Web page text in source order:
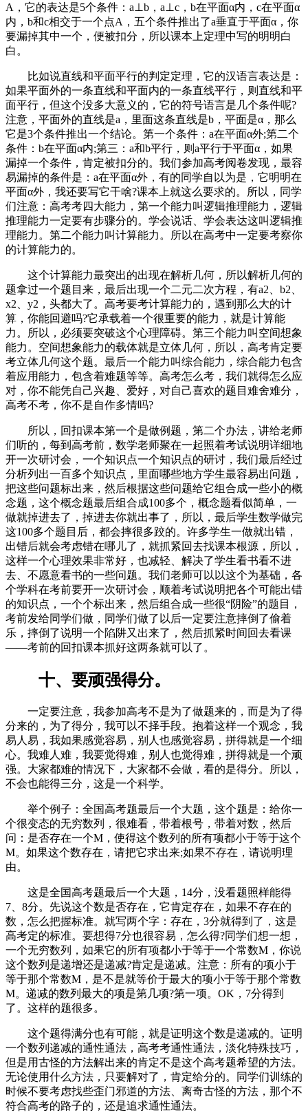
A，它的表达是5个条件：a⊥b，a⊥c，b在平面α内，c在平面α
内，b和c相交于一个点A，五个条件推出了a垂直于平面α，你
要漏掉其中一个，便被扣分，所以课本上定理中写的明明白
白。
比如说直线和平面平行的判定定理，它的汉语言表达是：
如果平面外的一条直线和平面内的一条直线平行，则直线和平
面平行，但这个没多大意义的，它的符号语言是几个条件呢?
注意，平面外的直线是a，里面这条直线是b，平面是α，那么
它是3个条件推出一个结论。第一个条件：a在平面α外;第二个
条件：b在平面α内;第三：a和b平行，则a平行于平面α，如果
漏掉一个条件，肯定被扣分的。我们参加高考阅卷发现，最容
易漏掉的条件是：a在平面α外，有的同学自以为是，它明明在
平面α外，我还要写它干啥?课本上就这么要求的。所以，同学
们注意：高考考四大能力，第一个能力叫逻辑推理能力，逻辑
推理能力一定要有步骤分的。学会说话、学会表达这叫逻辑推
理能力。第二个能力叫计算能力。所以在高考中一定要考察你
的计算能力的。
这个计算能力最突出的出现在解析几何，所以解析几何的
题拿过一个题目来，最后出现一个二元二次方程，有a2、b2、
x2、y2，头都大了。高考要考计算能力的，遇到那么大的计
算，你能回避吗?它承载着一个很重要的能力，就是计算能
力。所以，必须要突破这个心理障碍。第三个能力叫空间想象
能力。空间想象能力的载体就是立体几何，所以，高考肯定要
考立体几何这个题。最后一个能力叫综合能力，综合能力包含
着应用能力，包含着难题等等。高考怎么考，我们就得怎么应
对，你不能凭自己兴趣、爱好，对自己喜欢的题目难舍难分，
高考不考，你不是自作多情吗?
所以，回扣课本第一个是做例题，第二个办法，讲给老师
们听的，每到高考前，数学老师聚在一起照着考试说明详细地
开一次研讨会，一个知识点一个知识点的研讨，我们最后经过
分析列出一百多个知识点，里面哪些地方学生最容易出问题，
把这些问题标出来，然后根据这些问题给它组合成一些小的概
念题，这个概念题最后组合成100多个，概念题看似简单，一
做就掉进去了，掉进去你就出事了，所以，最后学生数学做完
这100多个题目后，都会摔很多跤的。许多学生一做就出错，
出错后就会考虑错在哪儿了，就抓紧回去找课本根源，所以，
这样一个心理效果非常好，也减轻、解决了学生看书看不进
去、不愿意看书的一些问题。我们老师可以以这个为基础，各
个学科在考前要开一次研讨会，顺着考试说明把各个可能出错
的知识点，一个个标出来，然后组合成一些很“阴险”的题目，
考前发给同学们做，同学们做了以后一定要注意摔倒了偷着
乐，摔倒了说明一个陷阱又出来了，然后抓紧时间回去看课
——考前的回扣课本抓好这两条就可以了。
十、要顽强得分。
一定要注意，我参加高考不是为了做题来的，而是为了得
分来的，为了得分，我可以不择手段。抱着这样一个观念，我
易人易，我如果感觉容易，别人也感觉容易，拼得就是一个细
心。我难人难，我要觉得难，别人也觉得难，拼得就是一个顽
强。大家都难的情况下，大家都不会做，看的是得分。所以，
不会也能得三分，这是一个科学。
举个例子：全国高考题最后一个大题，这个题是：给你一
个很变态的无穷数列，很难看，带着根号，带着对数，然后
问：是否存在一个M，使得这个数列的所有项都小于等于这个
M。如果这个数存在，请把它求出来;如果不存在，请说明理
由。
这是全国高考题最后一个大题，14分，没看题照样能得
7、8分。先说这个数是否存在，它肯定存在，如果不存在的
数，怎么把握标准。就写两个字：存在，3分就得到了，这是
高考定的标准。要想得7分也很容易，怎么得?同学们想一想，
一个无穷数列，如果它的所有项都小于等于一个常数M，你说
这个数列是递增还是递减?肯定是递减。注意：所有的项小于
等于那个常数M，是不是就等价于最大的项小于等于那个常数
M。递减的数列最大的项是第几项?第一项。OK，7分得到
了。这样的题很多。
这个题得满分也有可能，就是证明这个数是递减的。证明
一个数列递减的通性通法，高考考通性通法，淡化特殊技巧，
但是用古怪的方法解出来的肯定不是这个高考题希望的方法。
无论使用什么方法，只要解对了，肯定给分的。同学们训练的
时候不要考虑找些歪门邪道的方法、离奇古怪的方法，那个不
符合高考的路子的，还是追求通性通法。